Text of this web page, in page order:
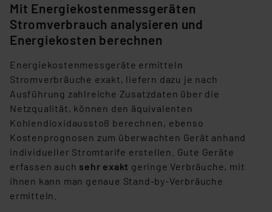
Mit Energiekostenmessgeräten
Stromverbrauch analysieren und
Energiekosten berechnen
Energiekostenmessgeräte ermitteln
Stromverbräuche exakt, liefern dazu je nach
Ausführung zahlreiche Zusatzdaten über die
Netzqualität, können den äquivalenten
Kohlendioxidausstoß berechnen, ebenso
Kostenprognosen zum überwachten Gerät anhand
individueller Stromtarife erstellen. Gute Geräte
erfassen auch sehr exakt geringe Verbräuche, mit
ihnen kann man genaue Stand-by-Verbräuche
ermitteln.